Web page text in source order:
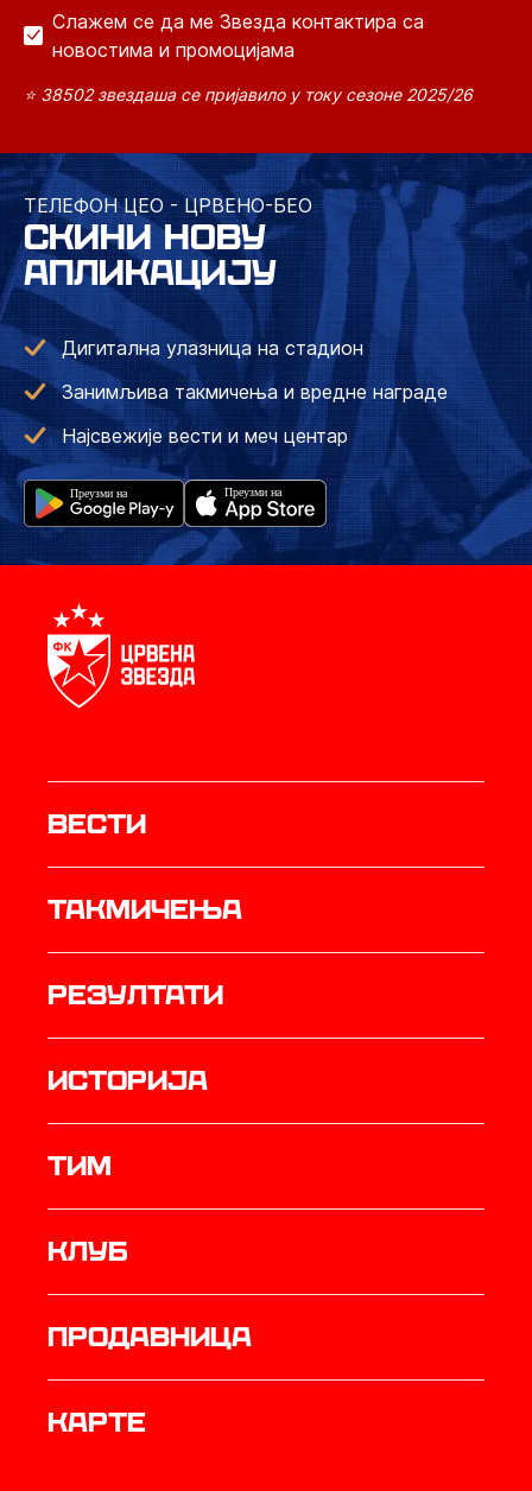
Слажем се да ме Звезда контактира са
новостима и промоцијама
⭐ 38502 звездаша се пријавило у току сезоне 2025/26
ТЕЛЕФОН ЦЕО - ЦРВЕНО-БЕО
СКИНИ НОВУ
АПЛИКАЦИЈУ
Дигитална улазница на стадион
Занимљива такмичења и вредне награде
Најсвежије вести и меч центар
Вести
Такмичења
резултати
историја
ТИМ
Клуб
продавница
Карте